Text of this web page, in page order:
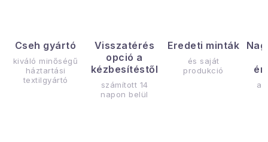
Cseh gyártó
kiváló minőségű
háztartási
textilgyártó
Visszatérés
opció a
kézbesítéstől
számított 14
napon belül
Eredeti minták
és saját
produkció